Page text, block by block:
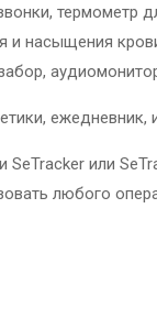
термометр
и насыщения
ежедневник,
или
любого